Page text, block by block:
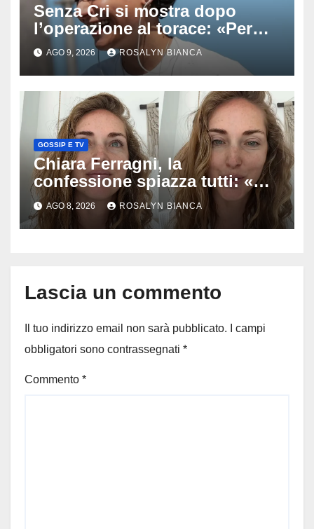
Senza Cri si mostra dopo
l’operazione al torace: «Per
anni mi sentivo in trappola», il
racconto sul difficile percorso
verso la serenità
AGO 9, 2026 ROSALYN BIANCA
GOSSIP E TV
Chiara Ferragni, la
confessione spiazza tutti: «Un
mio ex voleva che mi rifacessi
il seno». Poi svela i ritocchi di
cui si è pentita
AGO 8, 2026 ROSALYN BIANCA
Lascia un commento
Il tuo indirizzo email non sarà pubblicato.
I campi
obbligatori sono contrassegnati *
Commento *